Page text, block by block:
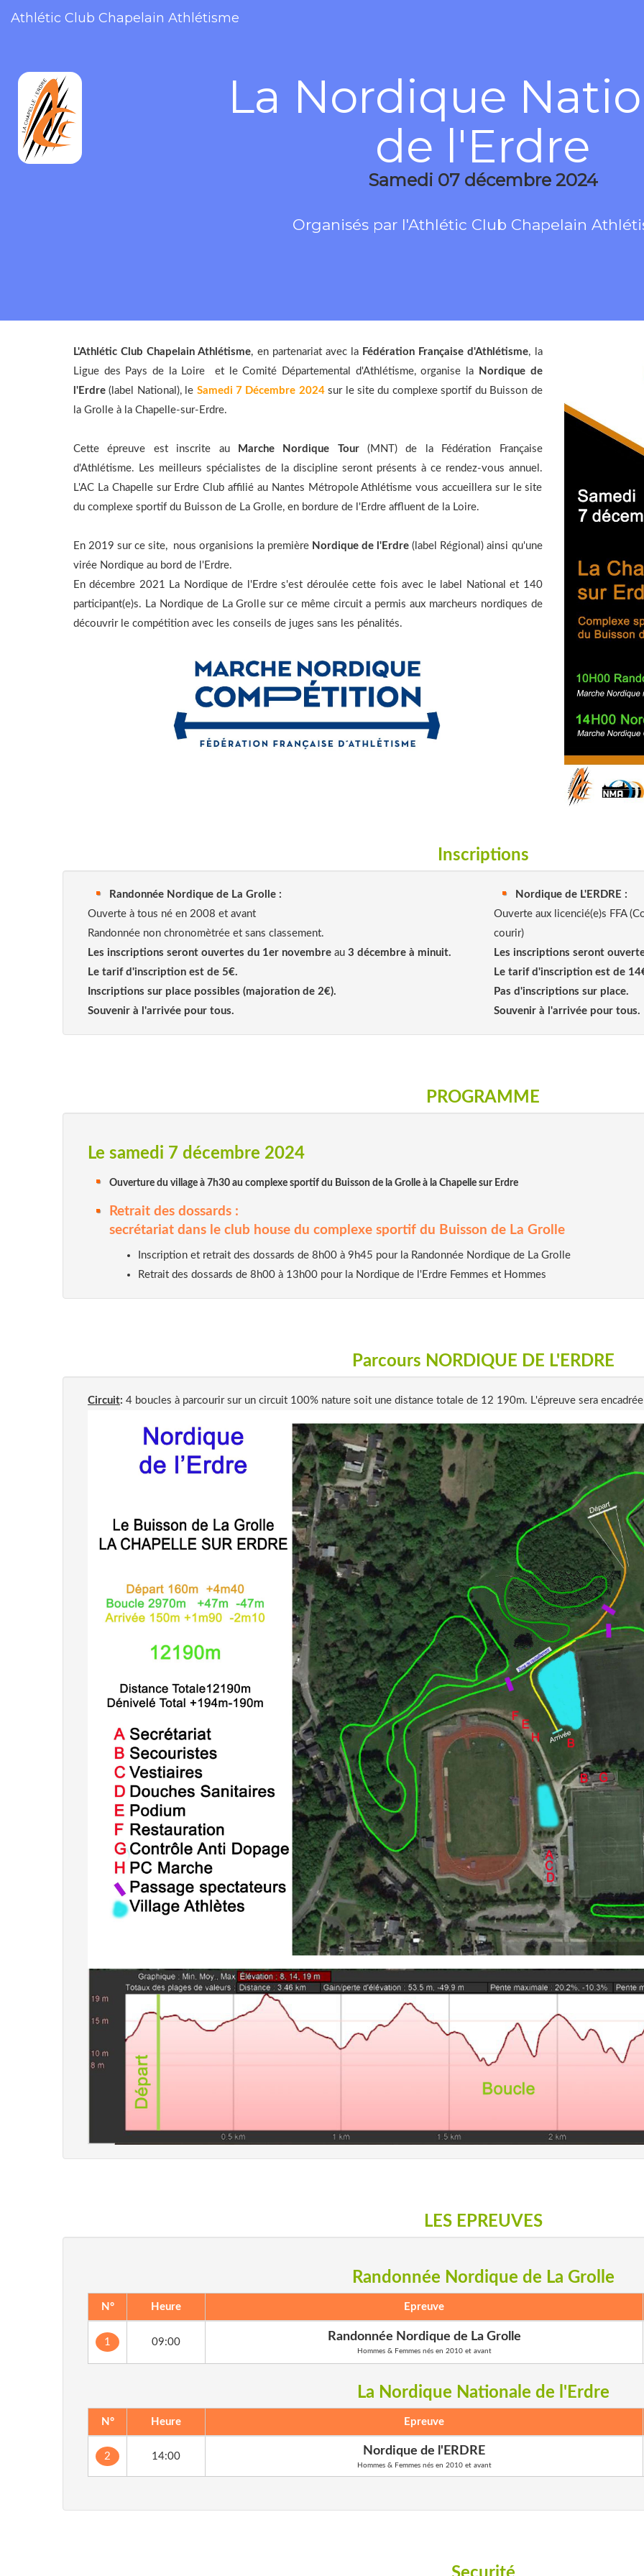
Athlétic Club Chapelain Athlétisme
La Nordique
de l'Erdre
Samedi 07 décembre 2024
Organisés par l'Athlétic Club Chapelain
L'Athlétic Club Chapelain Athlétisme, en partenariat avec la Fédération Française d'Athlétisme, la
Ligue des Pays de la Loire et le Comité Départemental d'Athlétisme, organise la
Nordique de
l'Erdre (label National), le Samedi 7 Décembre 2024sur le site du complexe sportif du Buisson de
la Grolle à la Chapelle-sur-Erdre.
Cette épreuve est inscrite au Marche Nordique Tour(MNT) de la Fédération Française
d'Athlétisme. Les meilleurs spécialistes de la discipline seront présents à ce rendez-vous annuel.
L'AC La Chapelle sur Erdre Club affilié au Nantes Métropole Athlétisme vous accueillera sur le site
du complexe sportif du Buisson de La Grolle, en bordure de l'Erdre affluent de la Loire.
En 2019 sur ce site, nous organisions la première Nordique de l'Erdre (label Régional) ainsi qu'une
virée Nordique au bord de l'Erdre.
En décembre 2021 La Nordique de l'Erdre s'est déroulée cette fois avec le label National et 140
participant(e)s. La Nordique de La Grolle sur ce même circuit a permis aux marcheurs nordiques de
découvrir le compétition avec les conseils de juges sans les pénalités.
Inscriptions
Randonnée Nordique de La Grolle :
Ouverte à tous né en 2008 et avant
Randonnée non chronomètrée et sans classement.
Les inscriptions seront ouvertes du 1er novembre au 3 décembre à minuit.
Le tarif d'inscription est de 5€.
Inscriptions sur place possibles (majoration de 2€).
Souvenir à l'arrivée pour tous.
Nordique de L'ERDRE :
Ouverte aux licencié(e)s FFA
courir)
Les inscriptions seront
Le tarif d'inscription est de
Pas d'inscriptions sur place.
Souvenir à l'arrivée pour tous.
PROGRAMME
Le samedi 7 décembre 2024
Ouverture du village à 7h30 au complexe sportif du Buisson de la Grolle à la Chapelle sur Erdre
Retrait des dossards :
secrétariat dans le club house du complexe sportif du Buisson de La Grolle
Inscription et retrait des dossards de 8h00 à 9h45 pour la Randonnée Nordique de La Grolle
Retrait des dossards de 8h00 à 13h00 pour la Nordique de l'Erdre Femmes et Hommes
Parcours NORDIQUE DE L'ERDRE
Circuit: 4 boucles à parcourir sur un circuit 100% nature soit une distance totale de 12 190m. L'épreuve sera
LES EPREUVES
Randonnée Nordique de La Grolle
N° Heure Epreuve
1 09:00 Randonnée Nordique de La Grolle
Hommes & Femmes nés en 2010 et avant
La Nordique Nationale de l'Erdre
N° Heure Epreuve
2 14:00 Nordique de l'ERDRE
Hommes & Femmes nés en 2010 et avant